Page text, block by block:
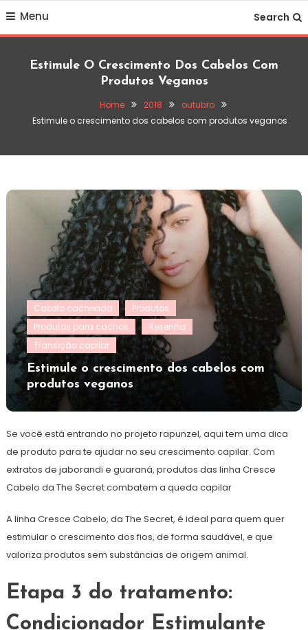
Menu Search
Estimule O Crescimento Dos Cabelos Com
Produtos Veganos
Home 2018
outubro
Estimule o crescimento dos cabelos com produtos veganos
Cabelo cacheado
Produtos
Produtos para cachos
Resenha
Transição capilar
Estimule o crescimento dos cabelos com
produtos veganos
Se você está entrando no projeto rapunzel, aqui tem uma dica
de produto para te ajudar no seu crescimento capilar. Com
extratos de jaborandi e guaraná, produtos das linha Cresce
Cabelo da The Secret combatem a queda capilar
A linha Cresce Cabelo, da The Secret, é ideal para quem quer
estimular o crescimento dos fios, de forma saudável, e que
valoriza produtos sem substâncias de origem animal.
Etapa 3 do tratamento:
Condicionador Estimulante